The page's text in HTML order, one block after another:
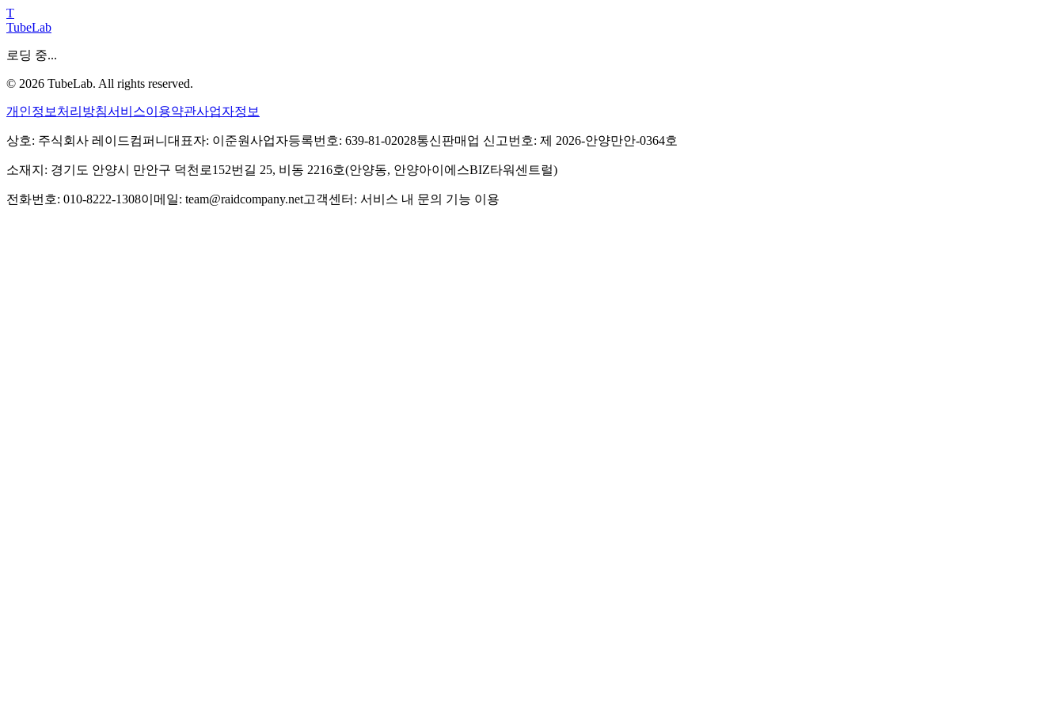
T
TubeLab
로딩 중...
© 2026 TubeLab. All rights reserved.
개인정보처리방침서비스이용약관사업자정보
상호: 주식회사 레이드컴퍼니 대표자: 이준원사업자등록번호: 639-81-02028통신판매업 신고번호: 제 2026-안양만안-0364호
소재지: 경기도 안양시 만안구 덕천로152번길 25, 비동 2216호(안양동, 안양아이에스BIZ타워센트럴)
전화번호: 010-8222-1308이메일: team@raidcompany.net고객센터: 서비스 내 문의 기능 이용